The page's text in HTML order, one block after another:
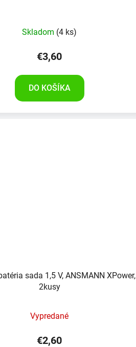
Skladom (4 ks)
€3,60
DO KOŠÍKA
sada 1,5 V, ANSMANN XPower,
2kusy
Vypredané
€2,60